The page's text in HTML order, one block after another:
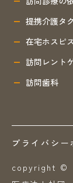
提携介護タ
在宅ホスピ
訪問レント
訪問歯科
copyright ©
プライバシー